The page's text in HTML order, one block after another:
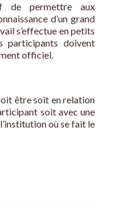
de permettre aux
d’un grand
s’effectue en petits
participants doivent
officiel.
être soit en relation
soit avec une
où se fait le